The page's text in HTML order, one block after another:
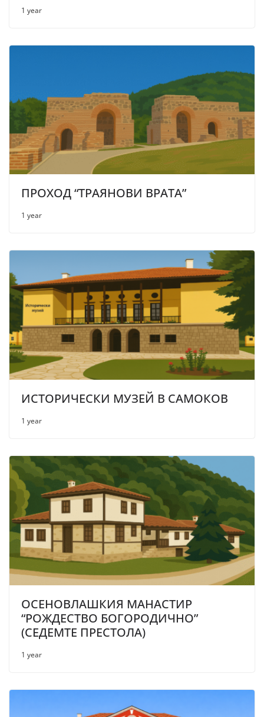
1 year
ПРОХОД “ТРАЯНОВИ ВРАТА”
1 year
ИСТОРИЧЕСКИ МУЗЕЙ В САМОКОВ
1 year
ОСЕНОВЛАШКИЯ МАНАСТИР
“РОЖДЕСТВО БОГОРОДИЧНО”
(СЕДЕМТЕ ПРЕСТОЛА)
1 year